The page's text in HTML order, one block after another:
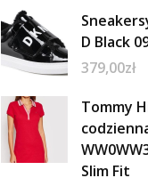
D Black
379,00zł
Tommy
Slim Fit